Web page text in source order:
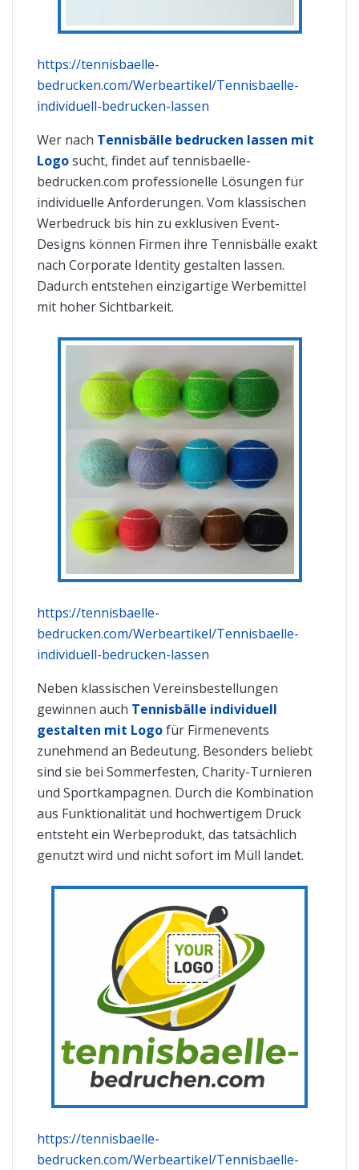
https://tennisbaelle-
bedrucken.com/Werbeartikel/Tennisbaelle-
individuell-bedrucken-lassen
Wer nach Tennisbälle bedrucken lassen mit
Logosucht, findet auf tennisbaelle-
bedrucken.com professionelle Lösungen für
individuelle Anforderungen. Vom klassischen
Werbedruck bis hin zu exklusiven Event-
Designs können Firmen ihre Tennisbälle exakt
nach Corporate Identity gestalten lassen.
Dadurch entstehen einzigartige Werbemittel
mit hoher Sichtbarkeit.
https://tennisbaelle-
bedrucken.com/Werbeartikel/Tennisbaelle-
individuell-bedrucken-lassen
Neben klassischen Vereinsbestellungen
gewinnen auch Tennisbälle individuell
gestalten mit Logofür Firmenevents
zunehmend an Bedeutung. Besonders beliebt
sind sie bei Sommerfesten, Charity-Turnieren
und Sportkampagnen. Durch die Kombination
aus Funktionalität und hochwertigem Druck
entsteht ein Werbeprodukt, das tatsächlich
genutzt wird und nicht sofort im Müll landet.
https://tennisbaelle-
bedrucken.com/Werbeartikel/Tennisbaelle-